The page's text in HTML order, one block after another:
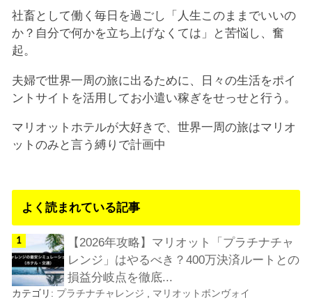
社畜として働く毎日を過ごし「人生このままでいいの
か？自分で何かを立ち上げなくては」と苦悩し、奮
起。
夫婦で世界一周の旅に出るために、日々の生活をポイ
ントサイトを活用してお小遣い稼ぎをせっせと行う。
マリオットホテルが大好きで、世界一周の旅はマリオ
ットのみと言う縛りで計画中
よく読まれている記事
【2026年攻略】マリオット「プラチナチャ
レンジ」はやるべき？400万決済ルートとの
損益分岐点を徹底...
カテゴリ: プラチナチャレンジ , マリオットボンヴォイ